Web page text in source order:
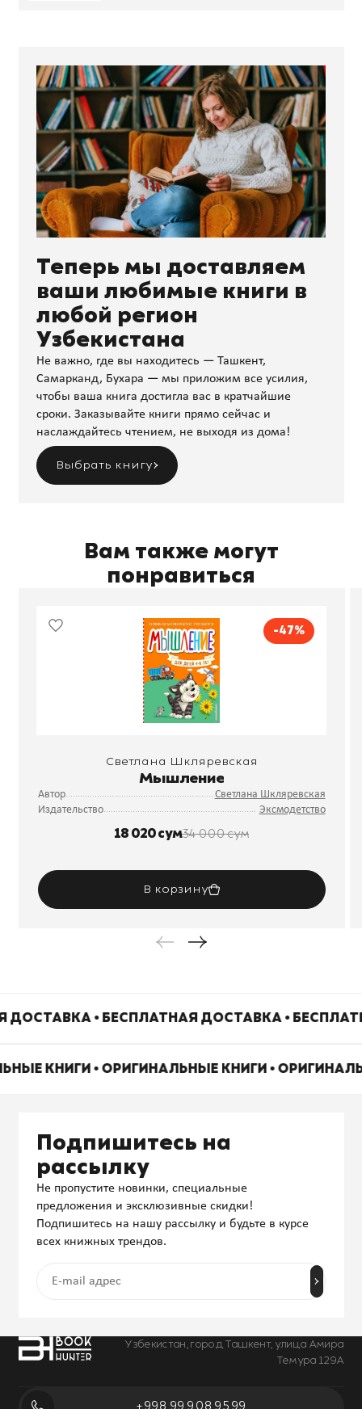
Теперь мы доставляем
ваши любимые книги в
любой регион
Узбекистана
Не важно, где вы находитесь — Ташкент,
Самарканд, Бухара — мы приложим все усилия,
чтобы ваша книга достигла вас в кратчайшие
сроки. Заказывайте книги прямо сейчас и
наслаждайтесь чтением, не выходя из дома!
Выбрать книгу
Вам также могут
понравиться
-47%
Светлана Шкляревская
Мышление
Автор
Светлана Шкляревская
Издательство
Эксмодетство
18 020 сум34 000 сум
В корзину
ДОСТАВКА • БЕСПЛАТНАЯ ДОСТАВКА •
КНИГИ • ОРИГИНАЛЬНЫЕ КНИГИ •
Узбекистан, город Ташкент, улица Амира
Темура 129А
Подпишитесь на
рассылку
Не пропустите новинки, специальные
предложения и эксклюзивные скидки!
Подпишитесь на нашу рассылку и будьте в курсе
всех книжных трендов.